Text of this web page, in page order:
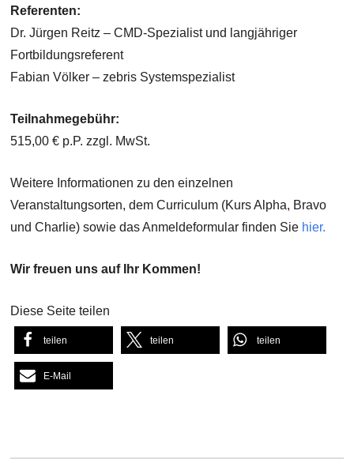
Referenten:
Dr. Jürgen Reitz – CMD-Spezialist und langjähriger
Fortbildungsreferent
Fabian Völker – zebris Systemspezialist
Teilnahmegebühr:
515,00 € p.P. zzgl. MwSt.
Weitere Informationen zu den einzelnen
Veranstaltungsorten, dem Curriculum (Kurs Alpha, Bravo
und Charlie) sowie das Anmeldeformular finden Sie hier.
Wir freuen uns auf Ihr Kommen!
Diese Seite teilen
teilen teilen teilen
E-Mail